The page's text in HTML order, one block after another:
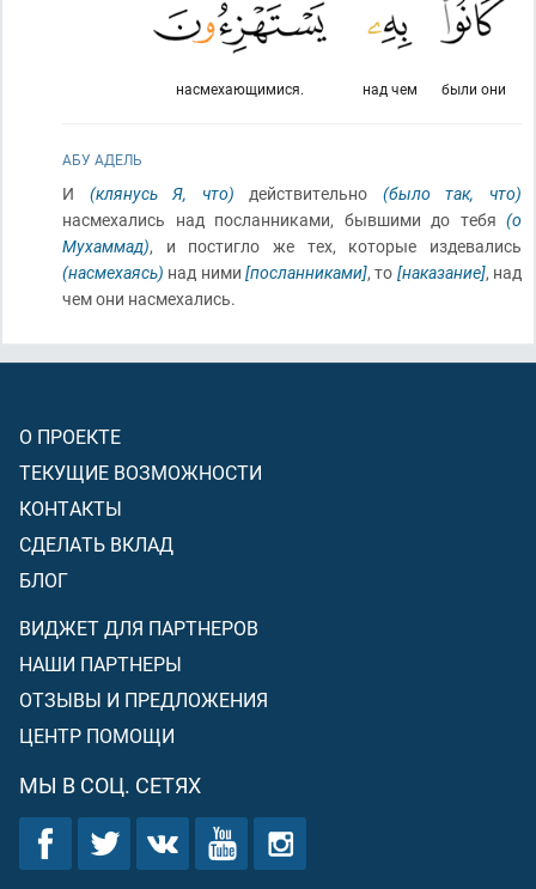
были они
над чем
насмехающимися.
АБУ АДЕЛЬ
И (клянусь Я, что) действительно (было так, что)
насмехались над посланниками, бывшими до тебя (о
Мухаммад), и постигло же тех, которые издевались
(насмехаясь) над ними [посланниками], то [наказание], над
чем они насмехались.
О ПРОЕКТЕ
ТЕКУЩИЕ ВОЗМОЖНОСТИ
КОНТАКТЫ
СДЕЛАТЬ ВКЛАД
БЛОГ
ВИДЖЕТ ДЛЯ ПАРТНЕРОВ
НАШИ ПАРТНЕРЫ
ОТЗЫВЫ И ПРЕДЛОЖЕНИЯ
ЦЕНТР ПОМОЩИ
МЫ В СОЦ. СЕТЯХ